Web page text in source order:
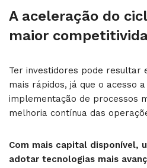
A aceleração do
maior
Ter investidores pode resultar
mais rápidos, já que o acesso
implementação de processos
melhoria contínua das
Com mais capital disponível,
adotar tecnologias mais